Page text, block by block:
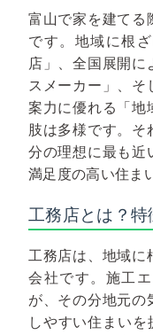
富山で家を建てる
です。地域に根
店」、全国展開に
スメーカー」、そ
案力に優れる「地
肢は多様です。そ
分の理想に最も近
満足度の高い住ま
工務店とは？特
工務店は、地域に
会社です。施工
が、その分地元の
しやすい住まいを